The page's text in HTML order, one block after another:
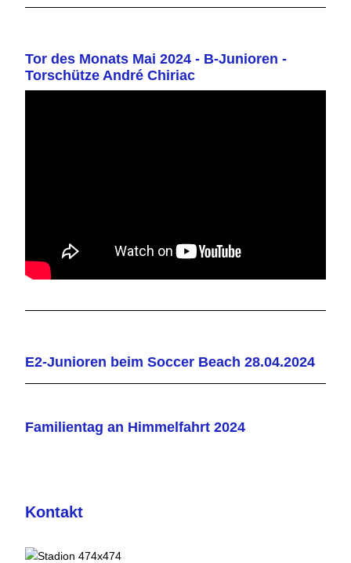
Tor des Monats Mai 2024 - B-Junioren -
Torschütze André Chiriac
E2-Junioren beim Soccer Beach 28.04.2024
Familientag an Himmelfahrt 2024
Kontakt